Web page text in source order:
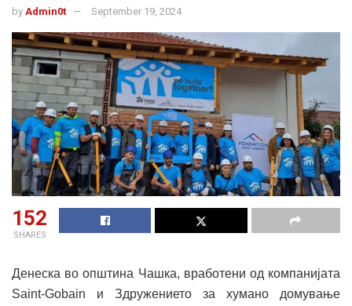
by Admin0t September 19, 2024
152
SHARES
Денеска во општина Чашка, вработени од компанијата
Saint-Gobain и Здружението за хумано домување